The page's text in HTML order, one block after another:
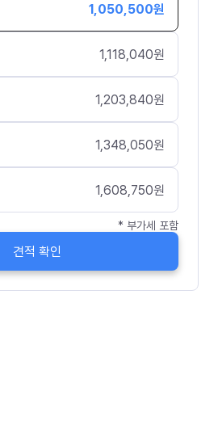
1,050,500원
1,118,040원
1,203,840원
1,348,050원
1,608,750원
* 부가세 포함
견적 확인